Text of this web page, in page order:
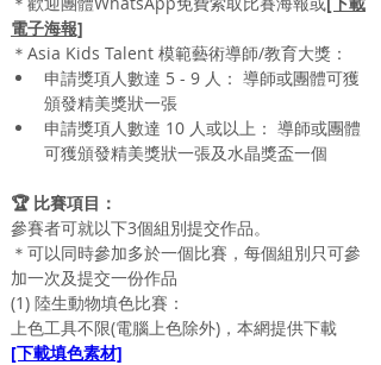
電子海報]
＊ Asia Kids Talent 模範藝術導師/教育大獎：
申請獎項人數達 5 - 9 人： 導師或團體可獲
頒發精美獎狀一張
申請獎項人數達 10 人或以上： 導師或團體
可獲頒發精美獎狀一張及水晶獎盃一個
🏆 比賽項目：
參賽者可就以下3個組別提交作品。
＊可以同時參加多於一個比賽，每個組別只可參
加一次及提交一份作品
(1) 陸生動物填色比賽：
上色工具不限(電腦上色除外)，本網提供下載
[下載填色素材]